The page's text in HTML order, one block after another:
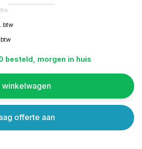
btw
besteld, morgen in huis
winkelwagen
offerte aan